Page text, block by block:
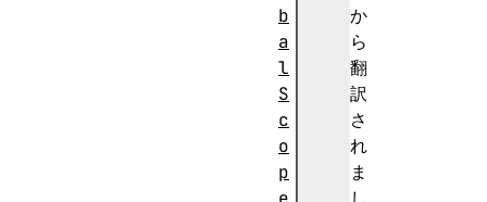
か
ら
翻
訳
さ
れ
ま
b
a
l
S
c
o
p